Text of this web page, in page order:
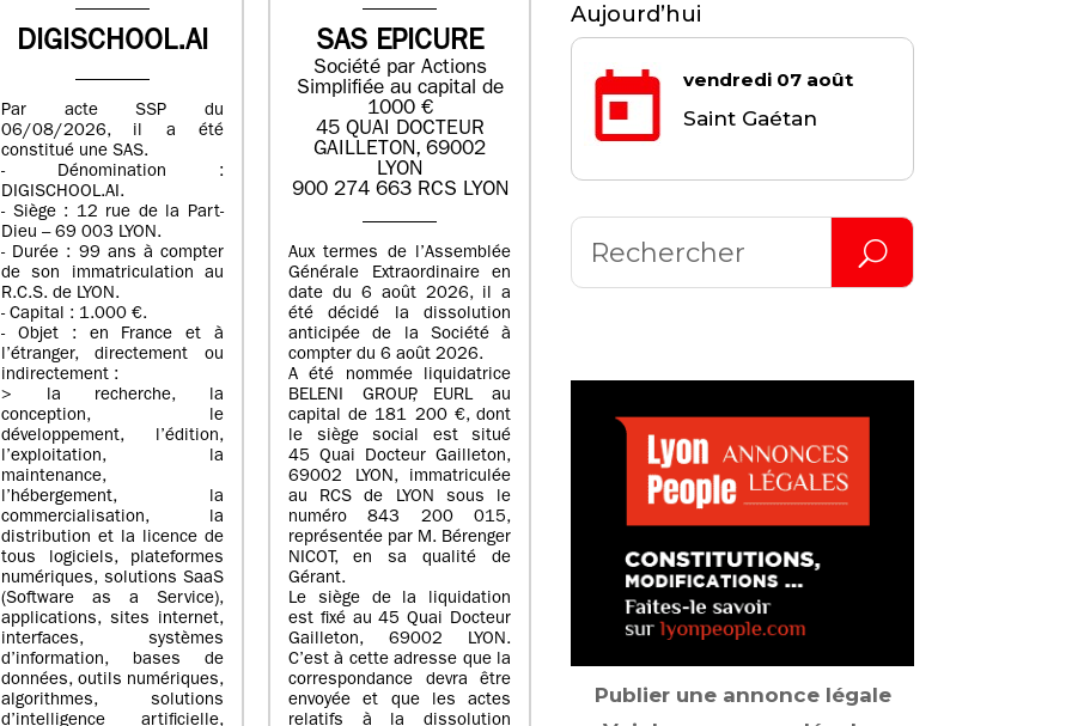
DIGISCHOOL.AI
Par acte SSP du
06/08/2026, il a été
constitué une SAS.
- Dénomination :
DIGISCHOOL.AI.
- Siège : 12 rue de la Part-
Dieu – 69 003 LYON.
- Durée : 99 ans à compter
de son immatriculation au
R.C.S. de LYON.
- Capital : 1.000 €.
- Objet : en France et à
l’étranger, directement ou
indirectement :
> la recherche, la
conception, le
développement, l’édition,
l’exploitation, la
maintenance,
l’hébergement, la
commercialisation, la
distribution et la licence de
tous logiciels, plateformes
numériques, solutions SaaS
(Software as a Service),
applications, sites internet,
interfaces, systèmes
d’information, bases de
données, outils numériques,
algorithmes, solutions
d’intelligence artificielle,
SAS EPICURE
Société par Actions
Simplifiée au capital de
1000 €
45 QUAI DOCTEUR
GAILLETON, 69002
LYON
900 274 663 RCS LYON
Aux termes de l’Assemblée
Générale Extraordinaire en
date du 6 août 2026, il a
été décidé la dissolution
anticipée de la Société à
compter du 6 août 2026.
A été nommée liquidatrice
BELENI GROUP, EURL au
capital de 181 200 €, dont
le siège social est situé
45 Quai Docteur Gailleton,
69002 LYON, immatriculée
au RCS de LYON sous le
numéro 843 200 015,
représentée par M. Bérenger
NICOT, en sa qualité de
Gérant.
Le siège de la liquidation
est fixé au45 Quai Docteur
Gailleton, 69002 LYON.
C’est à cette adresse que la
correspondance devra être
envoyée et que les actes
relatifs à la dissolution
Aujourd’hui
vendredi 07 août
Saint Gaétan
Publier une annonce légale